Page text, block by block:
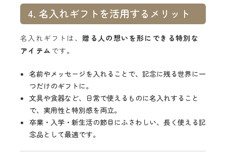
4. 名入れギフトを活用するメリット
名入れギフトは、贈る人の想いを形にできる特別な
アイテム です。
名前やメッセージを入れることで、記念に残る世界に一
つだけのギフトに。
文具や食器など、日常で使えるものに名入れすること
で、実用性と特別感を両立。
卒業・入学・新生活の節目にふさわしい、長く使える記
念品として最適です。